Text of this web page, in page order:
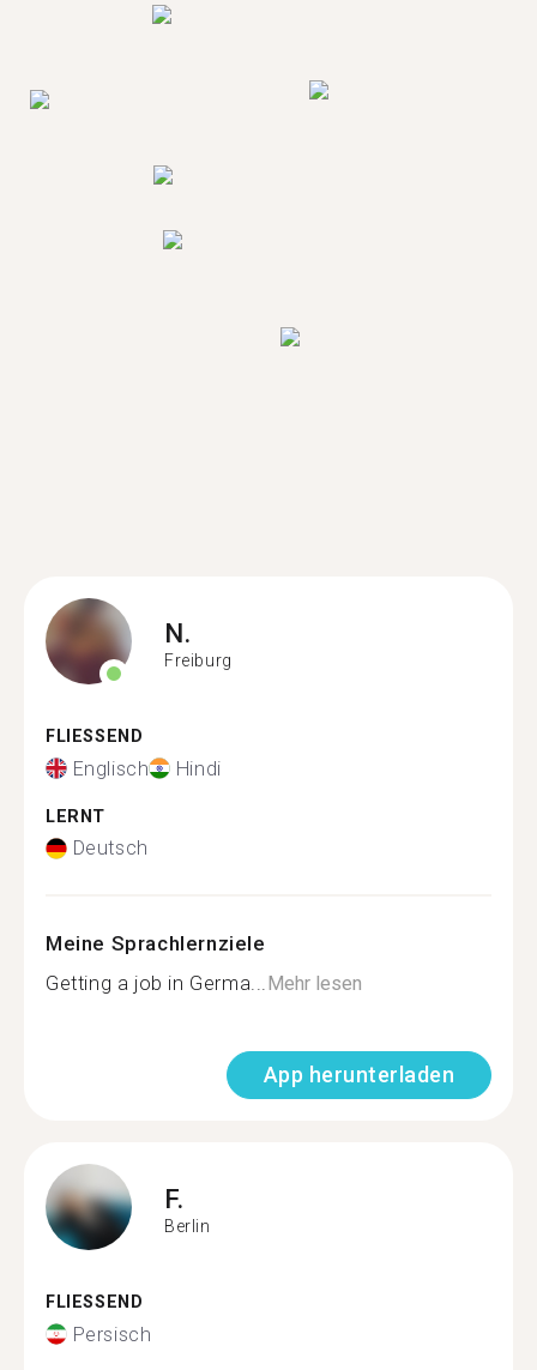
N.
Freiburg
FLIESSEND
Englisch Hindi
LERNT
Deutsch
Meine Sprachlernziele
Getting a job in Germa...Mehr lesen
App herunterladen
F.
Berlin
FLIESSEND
Persisch